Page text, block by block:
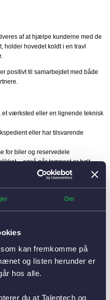
Om
kan fremkomme på
og listen herunder er
hos alle.
du at Talentech og
af at hjælpe kunderne med de
holder hovedet koldt i en travl
positivt til samarbejdet med både
et værksted eller en lignende teknisk
eller har tilsvarende
for biler og reservedele
– også når tempoet er højt
en ære i at hjælpe kunderne
til Business Central er en fordel
i vækst, hvor høj faglighed går
Vi tror på, at de bedste
og trivsel.